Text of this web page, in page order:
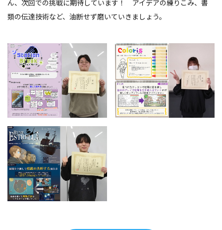
ん、次回での挑戦に期待しています！ アイデアの練りこみ、書
類の伝達技術など、油断せず磨いていきましょう。